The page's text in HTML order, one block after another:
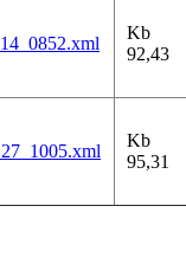
Kb
92,43
Kb
95,31